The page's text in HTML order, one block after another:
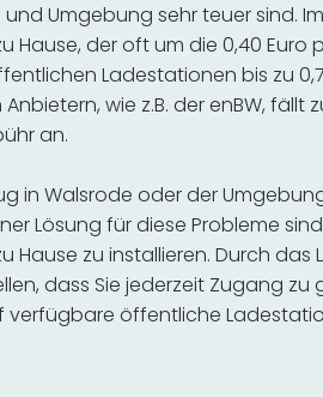
Umgebung sehr teuer sind. Im
Hause, der oft um die 0,40 Euro
Ladestationen bis zu
wie z.B. der enBW, fällt
an.
in Walsrode oder der
Lösung für diese Probleme
Hause zu installieren. Durch das
dass Sie jederzeit Zugang zu
verfügbare öffentliche